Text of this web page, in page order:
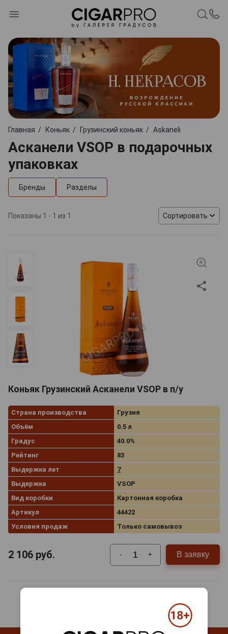
Главная Коньяк Грузинский коньяк Askaneli
Асканели VSOP в подарочных
упаковках
Бренды Разделы
Показаны 1 - 1 из 1 Сортировать
Коньяк Грузинский Асканели VSOP в п/у
Страна производства
Грузия
Объём
0.5 л
Градус
40.0%
Рейтинг
83
Выдержка лет
7
Выдержка
VSOP
Вид коробки
Картонная коробка
Артикул
44422
Условия продаж
Только самовывоз
2 106 руб. - + В заявку